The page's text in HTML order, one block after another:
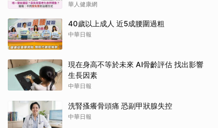
華人健康網
40歲以上成人 近5成腰圍過粗
中華日報
現在身高不等於未來 AI骨齡評估 找出影響
生長因素
中華日報
洗腎搔癢骨頭痛 恐副甲狀腺失控
中華日報